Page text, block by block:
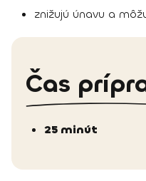
znižujú únavu a
Čas
25 minút